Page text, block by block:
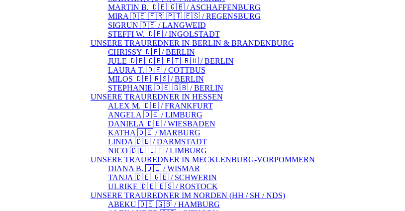
MARTIN B. 🇩🇪 🇬🇧 / ASCHAFFENBURG
MIRA 🇩🇪 🇫🇷 🇵🇹 🇪🇸 / REGENSBURG
SIGRUN 🇩🇪 / LANGWEID
STEFFI W. 🇩🇪 / INGOLSTADT
UNSERE TRAUREDNER IN BERLIN & BRANDENBURG
CHRISSY 🇩🇪 / BERLIN
JULE 🇩🇪 🇬🇧 🇵🇹 🇷🇺 / BERLIN
LAURA T. 🇩🇪 / COTTBUS
MILOS 🇩🇪 🇷🇸 / BERLIN
STEPHANIE 🇩🇪 🇬🇧 / BERLIN
UNSERE TRAUREDNER IN HESSEN
ALEX M. 🇩🇪 / FRANKFURT
ANGELA 🇩🇪 / LIMBURG
DANIELA 🇩🇪 / WIESBADEN
KATHA 🇩🇪 / MARBURG
LINDA 🇩🇪 / DARMSTADT
NICO 🇩🇪 🇮🇹 / LIMBURG
UNSERE TRAUREDNER IN MECKLENBURG-VORPOMMERN
DIANA B. 🇩🇪 / WISMAR
TANJA 🇩🇪 🇬🇧 / SCHWERIN
ULRIKE 🇩🇪 🇪🇸 / ROSTOCK
UNSERE TRAUREDNER IM NORDEN (HH / SH / NDS)
ABEKU 🇩🇪 🇬🇧 / HAMBURG